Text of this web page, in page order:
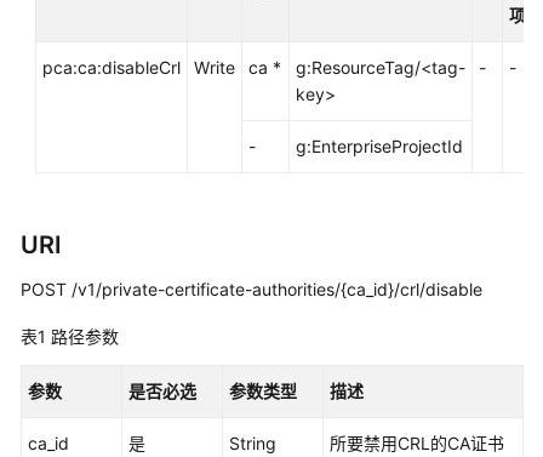
指
用
户
南
最
实
项
pca:ca:disableCrl Write ca *
g:ResourceTag/<tag-
key>
- -
- g:EnterpriseProjectId
URI
POST /v1/private-certificate-authorities/{ca_id}/crl/disable
表1 路径参数
参数 是否必选 参数类型 描述
ca_id 是 String
所要禁用CRL的CA证书